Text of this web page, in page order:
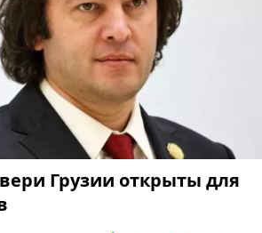
Грузии открыты для